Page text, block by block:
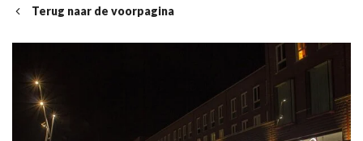
Terug naar de voorpagina